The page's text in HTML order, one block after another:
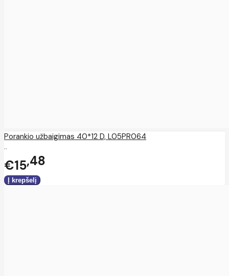
Porankio užbaigimas 40*12 D, L05PR064
..
€15 48